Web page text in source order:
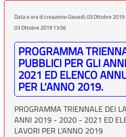
Data e ora di creazione Giovedì, 03 Ottobre 2019
03 Ottobre 2019 13:56
PROGRAMMA
PUBBLICI PER GLI
2021 ED ELENCO
PER L'ANNO 2019.
PROGRAMMA TRIENNALE DEI
ANNI 2019 - 2020 - 2021 ED
LAVORI PER L'ANNO 2019